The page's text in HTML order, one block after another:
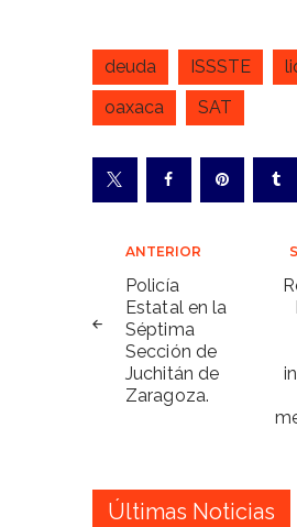
deuda ISSSTE
oaxaca
SAT
Navegación
de
entradas
ANTERIOR
Policía
Estatal en la
Séptima
Sección de
Juchitán de
Zaragoza.
Últimas Noticias